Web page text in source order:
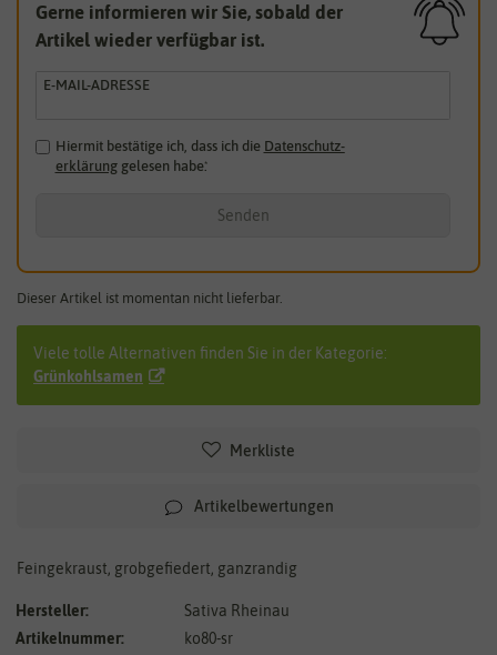
Gerne informieren wir Sie, sobald der
Artikel wieder verfügbar ist.
E-MAIL-ADRESSE
Hiermit bestätige ich, dass ich die Daten­schutz­
erklärunggelesen habe.*
Senden
Dieser Artikel ist momentan nicht lieferbar.
Viele tolle Alternativen finden Sie in der Kategorie:
Grünkohlsamen
Merkliste
Artikelbewertungen
Feingekraust, grobgefiedert, ganzrandig
Hersteller:
Sativa Rheinau
Artikelnummer:
ko80-sr